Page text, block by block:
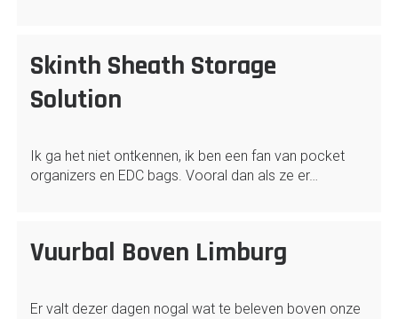
Skinth Sheath Storage
Solution
Ik ga het niet ontkennen, ik ben een fan van pocket
organizers en EDC bags. Vooral dan als ze er…
Vuurbal Boven Limburg
Er valt dezer dagen nogal wat te beleven boven onze